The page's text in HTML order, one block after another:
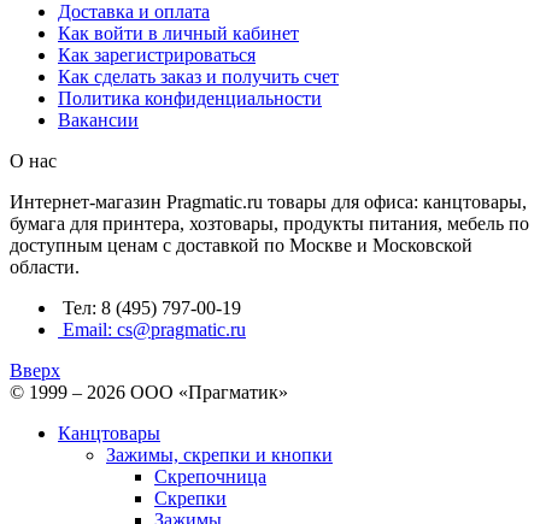
Доставка и оплата
Как войти в личный кабинет
Как зарегистрироваться
Как сделать заказ и получить счет
Политика конфиденциальности
Вакансии
О нас
Интернет-магазин Pragmatic.ru товары для офиса: канцтовары,
бумага для принтера, хозтовары, продукты питания, мебель по
доступным ценам с доставкой по Москве и Московской
области.
Тел: 8 (495) 797-00-19
Email: cs@pragmatic.ru
Вверх
© 1999 – 2026 ООО «Прагматик»
Канцтовары
Зажимы, скрепки и кнопки
Скрепочница
Скрепки
Зажимы